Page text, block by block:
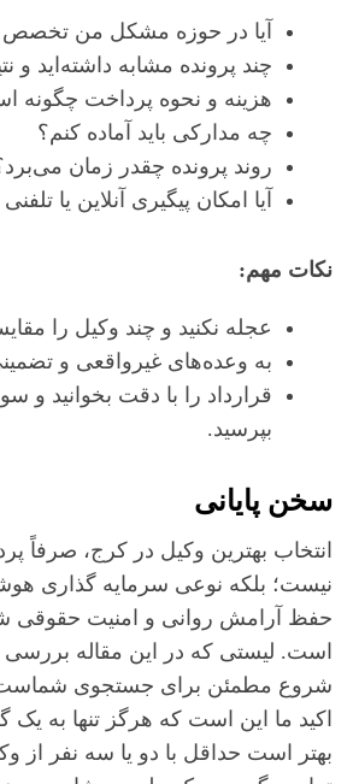
آیا در حوزه مشکل من تخصص
چند پرونده مشابه داشته‌اید و
هزینه و نحوه پرداخت چگونه
چه مدارکی باید آماده کنم؟
روند پرونده چقدر زمان
آیا امکان پیگیری آنلاین یا
نکات مهم:
عجله نکنید و چند وکیل را
به وعده‌های غیرواقعی و
قرارداد را با دقت بخوانید و
بپرسید.
سخن پایانی
انتخاب بهترین وکیل در کرج، صرفاً
نیست؛ بلکه نوعی سرمایه‌ گذاری
حفظ آرامش روانی و امنیت حقوقی
است. لیستی که در این مقاله
شروع مطمئن برای جستجوی شماست،
اکید ما این است که هرگز تنها به یک
بهتر است حداقل با دو یا سه نفر از